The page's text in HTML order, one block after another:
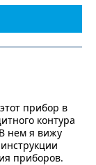
прибор в
контура
нем я вижу
приборов.